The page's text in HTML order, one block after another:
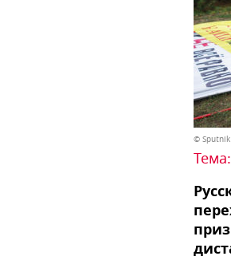
© Sputnik
Тема: